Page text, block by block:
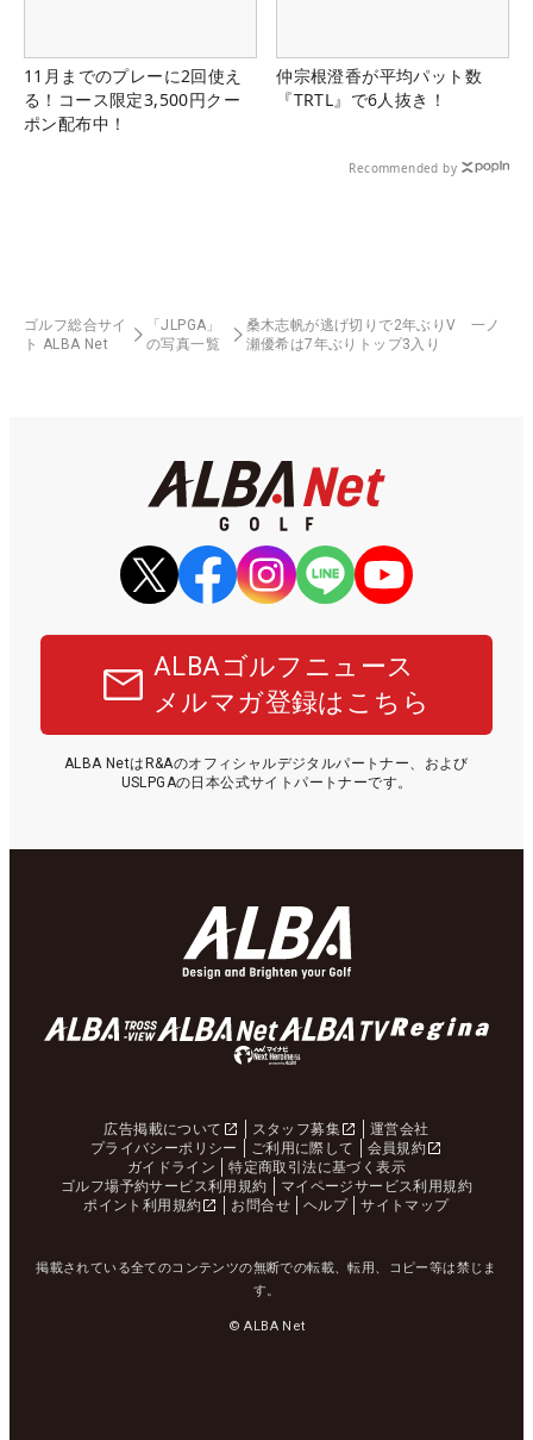
11月までのプレーに2回使え
る！コース限定3,500円クー
ポン配布中！
仲宗根澄香が平均パット数
『TRTL』で6人抜き！
Recommended by
ゴルフ総合サイ
ト ALBA Net
「JLPGA」
の写真一覧
桑木志帆が逃げ切りで2年ぶりV 一ノ
瀬優希は7年ぶりトップ3入り
ALBAゴルフニュース
メルマガ登録はこちら
ALBA NetはR&Aのオフィシャルデジタルパートナー、および
USLPGAの日本公式サイトパートナーです。
広告掲載について スタッフ募集
運営会社
プライバシーポリシー
ご利用に際して
会員規約
ガイドライン
特定商取引法に基づく表示
ゴルフ場予約サービス利用規約
マイページサービス利用規約
ポイント利用規約
お問合せ ヘルプ サイトマップ
掲載されている全てのコンテンツの無断での転載、転用、コピー等は禁じま
す。
© ALBA Net